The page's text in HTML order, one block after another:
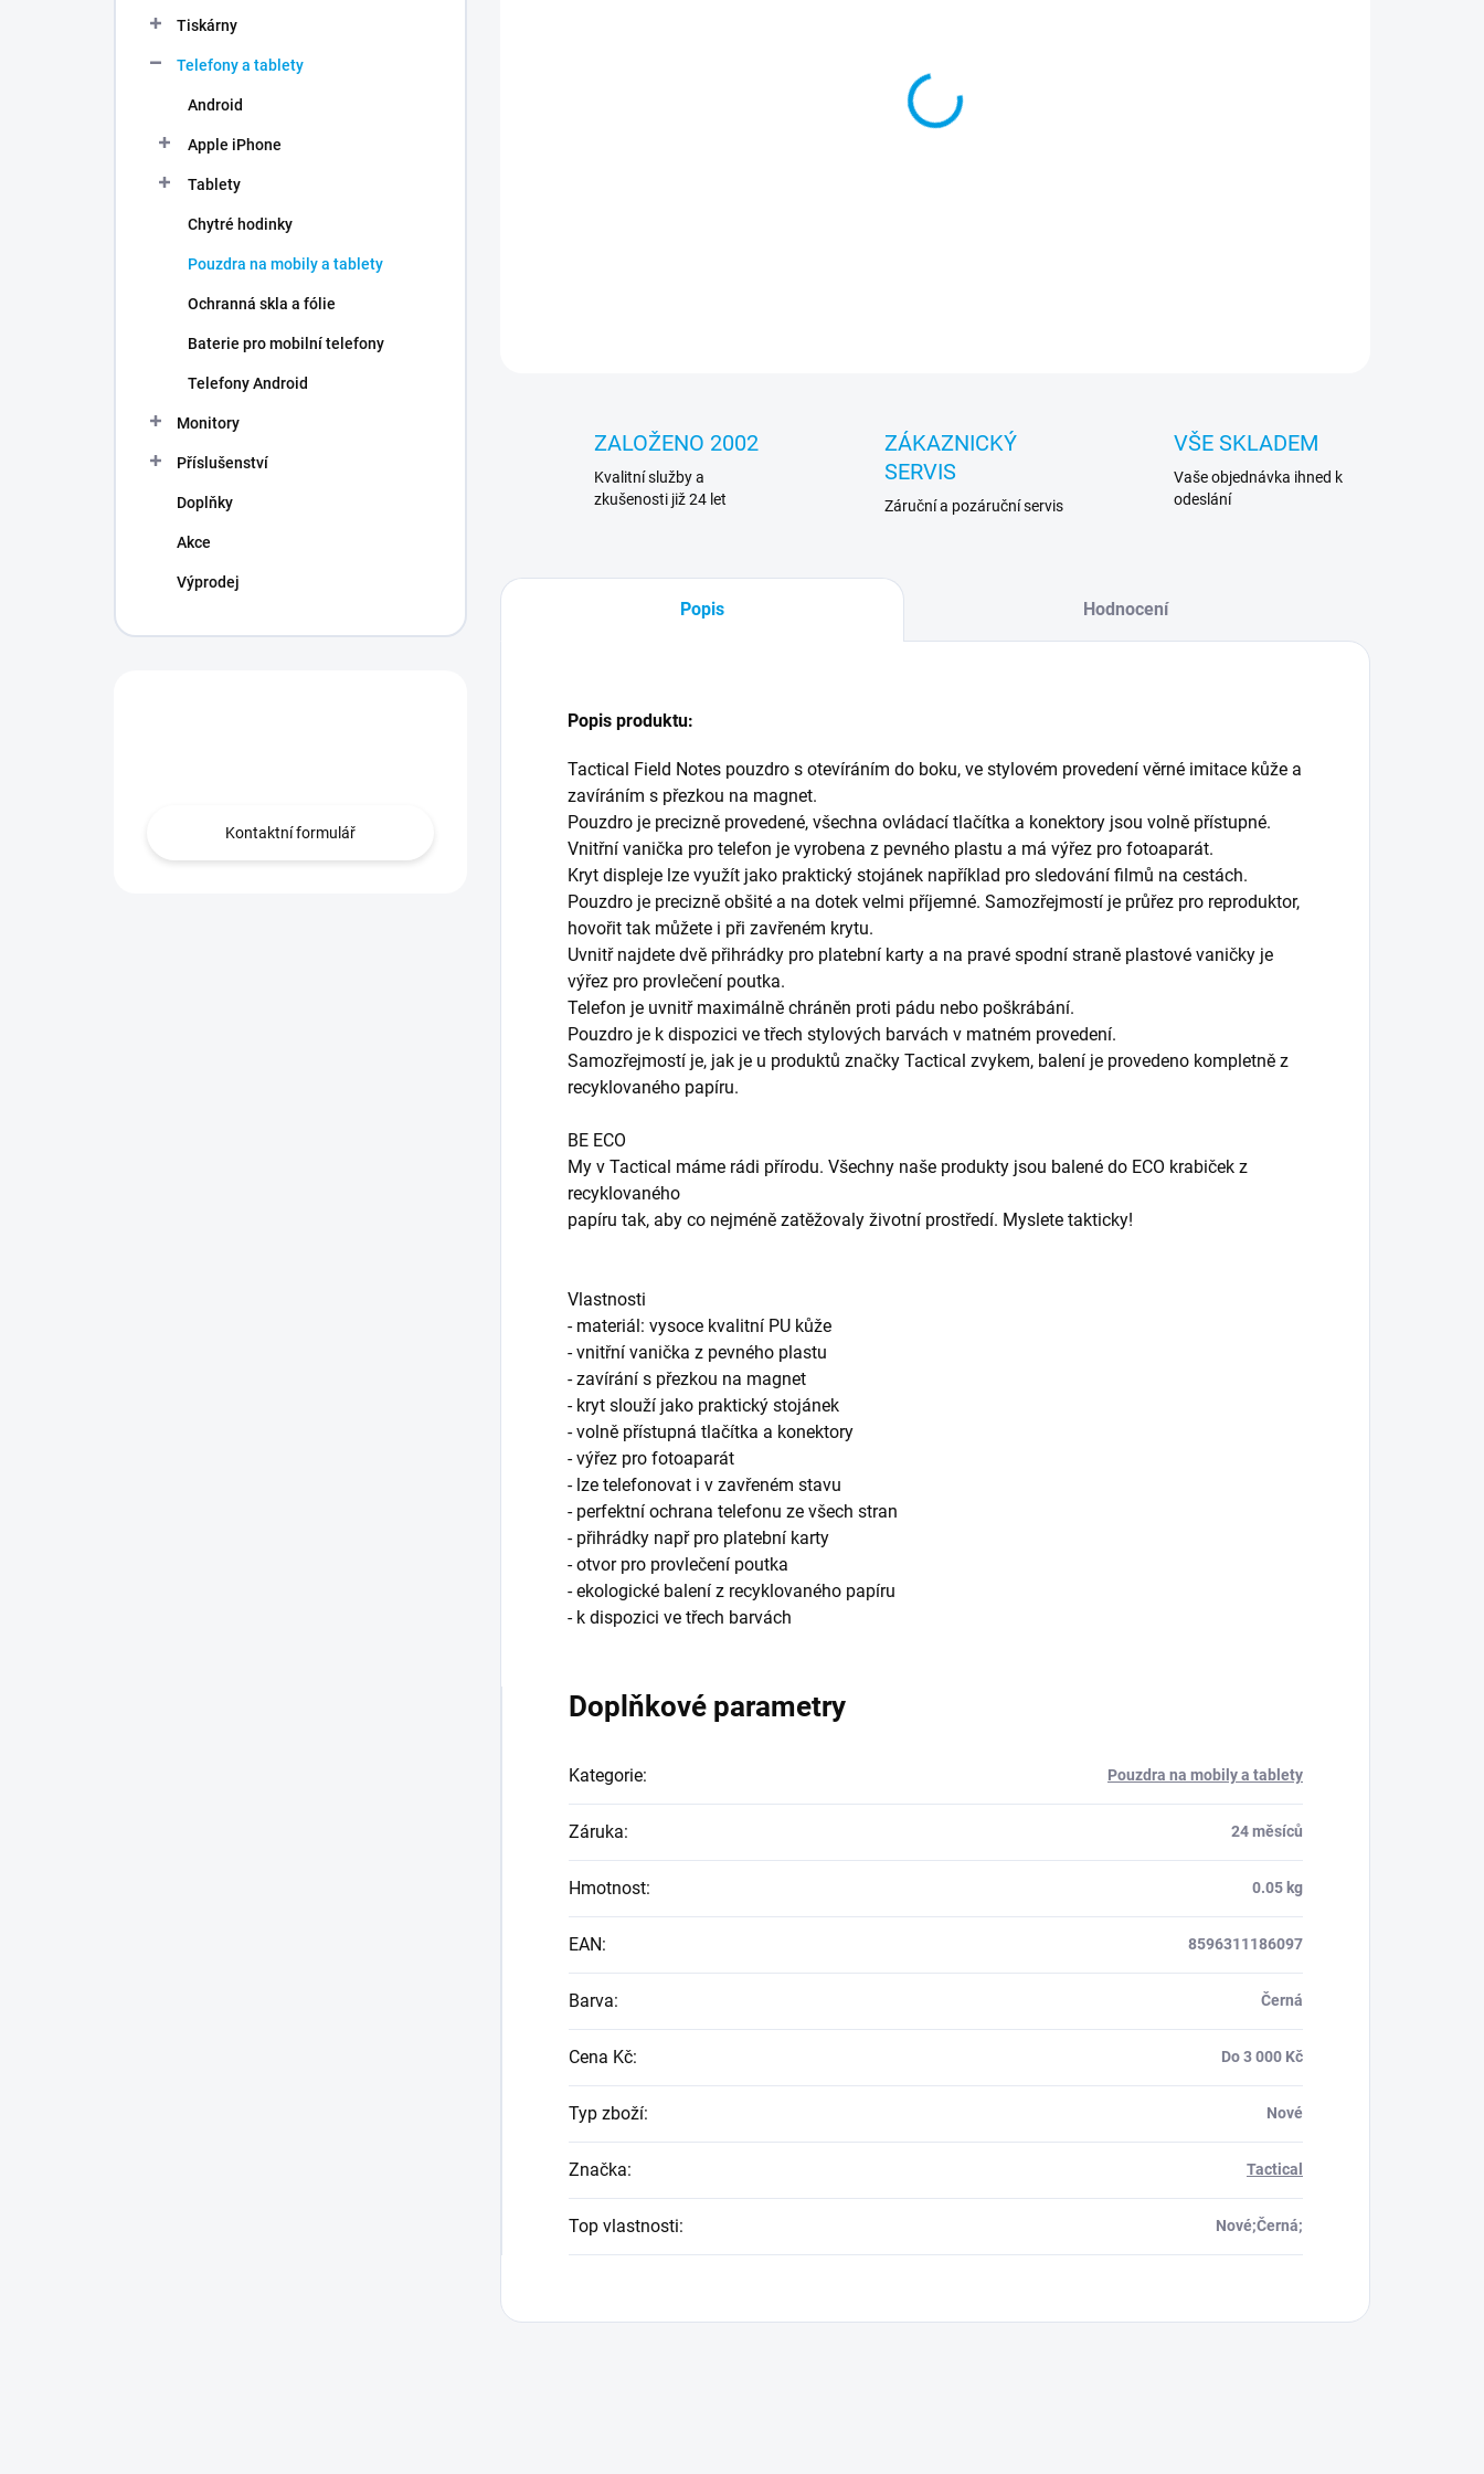
Tiskárny
Telefony a tablety
Android
Apple iPhone
Tablety
Chytré hodinky
Pouzdra na mobily a tablety
Ochranná skla a fólie
Baterie pro mobilní telefony
Telefony Android
Monitory
Příslušenství
Doplňky
Akce
Výprodej
Kontaktní formulář
ZALOŽENO 2002
Kvalitní služby a
zkušenosti již 24 let
ZÁKAZNICKÝ
SERVIS
Záruční a pozáruční servis
VŠE SKLADEM
Vaše objednávka ihned k
odeslání
Popis Hodnocení
Popis produktu:
Tactical Field Notes pouzdro s otevíráním do boku, ve stylovém provedení věrné imitace kůže a
zavíráním s přezkou na magnet.
Pouzdro je precizně provedené, všechna ovládací tlačítka a konektory jsou volně přístupné.
Vnitřní vanička pro telefon je vyrobena z pevného plastu a má výřez pro fotoaparát.
Kryt displeje lze využít jako praktický stojánek například pro sledování filmů na cestách.
Pouzdro je precizně obšité a na dotek velmi příjemné. Samozřejmostí je průřez pro reproduktor,
hovořit tak můžete i při zavřeném krytu.
Uvnitř najdete dvě přihrádky pro platební karty a na pravé spodní straně plastové vaničky je
výřez pro provlečení poutka.
Telefon je uvnitř maximálně chráněn proti pádu nebo poškrábání.
Pouzdro je k dispozici ve třech stylových barvách v matném provedení.
Samozřejmostí je, jak je u produktů značky Tactical zvykem, balení je provedeno kompletně z
recyklovaného papíru.
BE ECO
My v Tactical máme rádi přírodu. Všechny naše produkty jsou balené do ECO krabiček z
recyklovaného
papíru tak, aby co nejméně zatěžovaly životní prostředí. Myslete takticky!
Vlastnosti
- materiál: vysoce kvalitní PU kůže
- vnitřní vanička z pevného plastu
- zavírání s přezkou na magnet
- kryt slouží jako praktický stojánek
- volně přístupná tlačítka a konektory
- výřez pro fotoaparát
- lze telefonovat i v zavřeném stavu
- perfektní ochrana telefonu ze všech stran
- přihrádky např pro platební karty
- otvor pro provlečení poutka
- ekologické balení z recyklovaného papíru
- k dispozici ve třech barvách
Doplňkové parametry
Kategorie: Pouzdra na mobily a tablety
Záruka: 24 měsíců
Hmotnost: 0.05 kg
EAN: 8596311186097
Barva: Černá
Cena Kč: Do 3 000 Kč
Typ zboží: Nové
Značka: Tactical
Top vlastnosti: Nové;Černá;